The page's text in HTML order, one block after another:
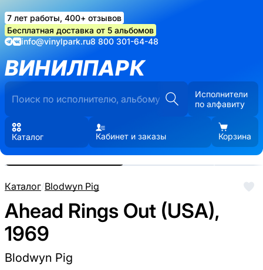
7 лет работы, 400+ отзывов
Бесплатная доставка от 5 альбомов
info@vinylpark.ru8 800 301-64-48
ВИНИЛПАРК
Исполнители
по алфавиту
Каталог Кабинет и заказы Корзина
Каталог/Blodwyn Pig
Ahead Rings Out (USA),
1969
Blodwyn Pig
Реальные фото пластинки.
Нажмите, чтобы увеличить